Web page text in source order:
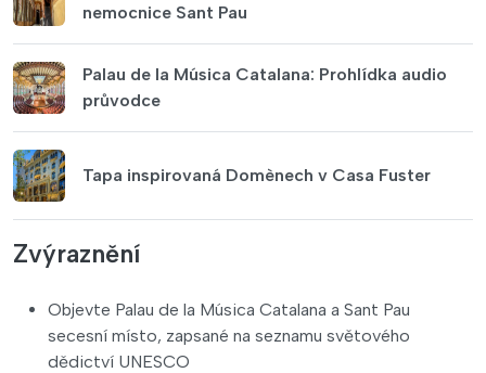
nemocnice Sant Pau
Palau de la Música Catalana: Prohlídka audio
průvodce
Tapa inspirovaná Domènech v Casa Fuster
Zvýraznění
Objevte Palau de la Música Catalana a Sant Pau
secesní místo, zapsané na seznamu světového
dědictví UNESCO